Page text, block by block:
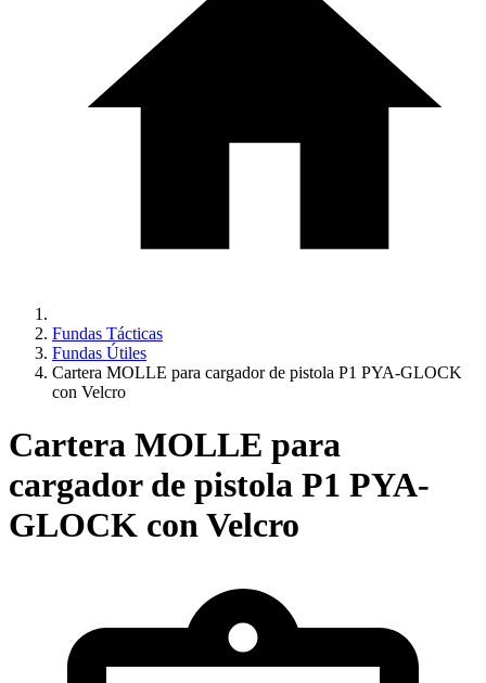
Fundas Tácticas
Fundas Útiles
Cartera MOLLE para cargador de pistola P1 PYA-GLOCK
con Velcro
Cartera MOLLE para
cargador de pistola P1 PYA-
GLOCK con Velcro